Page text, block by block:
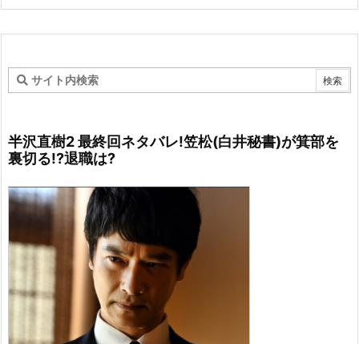
半沢直樹2 最終回ネタバレ!笠松(白井秘書)が箕部を
裏切る!?退職は?